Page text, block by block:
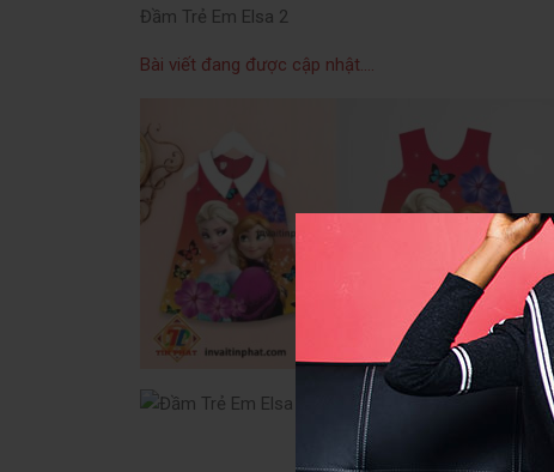
Đầm Trẻ Em Elsa 2
Bài viết đang được cập nhật….